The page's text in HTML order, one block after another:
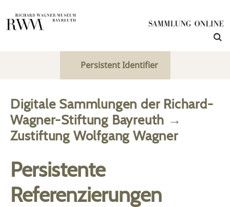
Persistent Identifier
Digitale Sammlungen der Richard-
Wagner-Stiftung Bayreuth →
Zustiftung Wolfgang Wagner
Persistente
Referenzierungen